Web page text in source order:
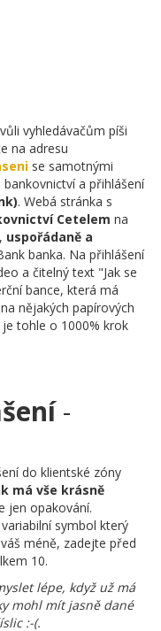
vyhledávačům píši
na adresu
se samotnými
a přihlášení
. Webá stránka s
Cetelem na
uspořádaně a
banka. Na přihlášení
a čitelný text "Jak se
bance, která má
nějakých papírových
tohle o 1000% krok
-
do klientské zóny
má vše krásně
jen opakování.
symbol který
méně, zadejte před
10.
lépe, když už má
mohl mít jasně dané
:-(.